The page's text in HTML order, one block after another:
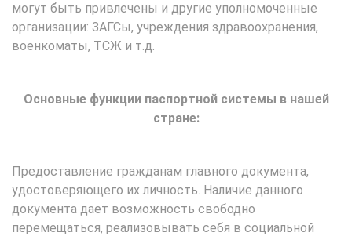
могут быть привлечены и другие уполномоченные
организации: ЗАГСы, учреждения здравоохранения,
военкоматы, ТСЖ и т.д.
Основные функции паспортной системы в нашей
стране:
Предоставление гражданам главного документа,
удостоверяющего их личность. Наличие данного
документа дает возможность свободно
перемещаться, реализовывать себя в социальной